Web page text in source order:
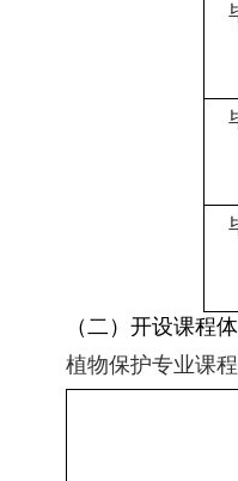
（二）开设课程
植物保护专业课